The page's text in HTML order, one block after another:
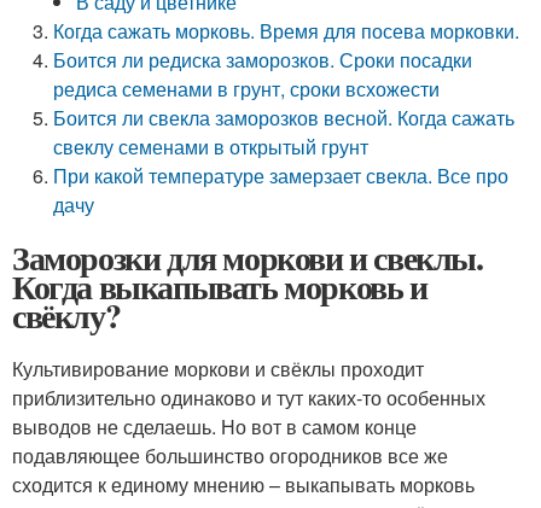
Когда сажать морковь. Время для посева морковки.
Боится ли редиска заморозков. Сроки посадки
редиса семенами в грунт, сроки всхожести
Боится ли свекла заморозков весной. Когда сажать
свеклу семенами в открытый грунт
При какой температуре замерзает свекла. Все про
дачу
Заморозки для моркови и свеклы.
Когда выкапывать морковь и
свёклу?
Культивирование моркови и свёклы проходит
приблизительно одинаково и тут каких-то особенных
выводов не сделаешь. Но вот в самом конце
подавляющее большинство огородников все же
сходится к единому мнению – выкапывать морковь